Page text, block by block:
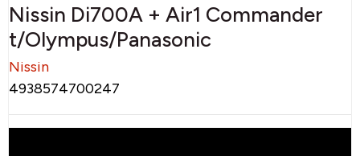
Nissin Di700A + Air1 Commander
t/Olympus/Panasonic
Nissin
4938574700247